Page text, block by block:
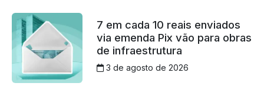
7 em cada 10 reais enviados
via emenda Pix vão para obras
de infraestrutura
3 de agosto de 2026